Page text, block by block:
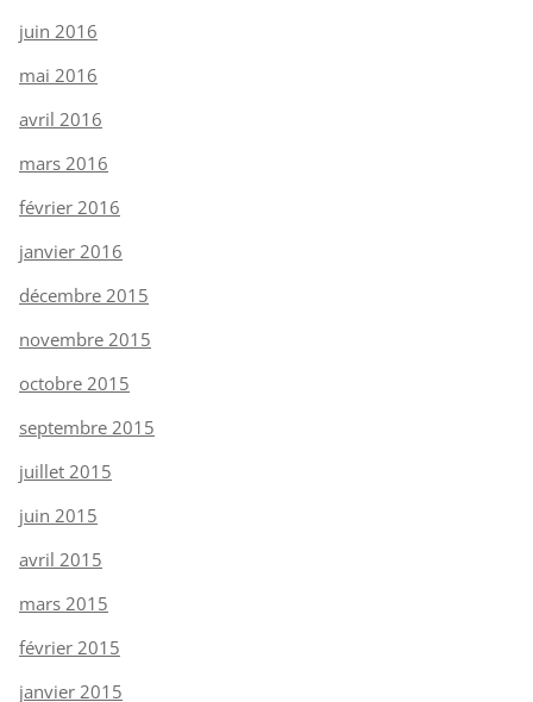
juin 2016
mai 2016
avril 2016
mars 2016
février 2016
janvier 2016
décembre 2015
novembre 2015
octobre 2015
septembre 2015
juillet 2015
juin 2015
avril 2015
mars 2015
février 2015
janvier 2015